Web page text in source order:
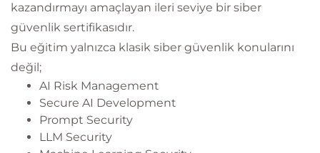
kazandırmayı amaçlayan ileri seviye bir siber
güvenlik sertifikasıdır.
Bu eğitim yalnızca klasik siber güvenlik konularını
değil;
AI Risk Management
Secure AI Development
Prompt Security
LLM Security